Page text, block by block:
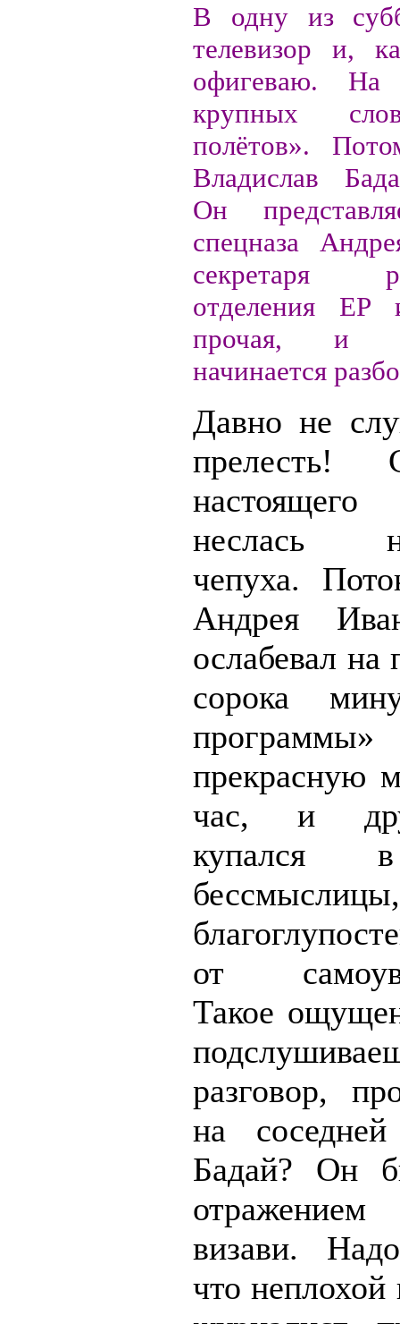
В одну из
телевизор и,
офигеваю. На
крупных
полётов».
Владислав
Он
спецназа
секретаря
отделения
прочая, и
начинается
Давно не
прелесть!
настоящего
неслась
чепуха.
Андрея
ослабевал на
сорока
прекрасную
час, и
купался
от
Такое
разговор,
на
Бадай? Он
визави.
что